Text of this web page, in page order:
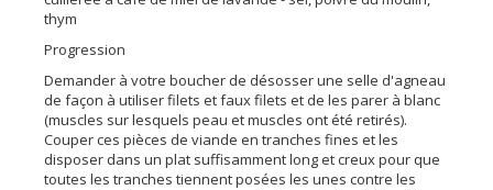
thym
Progression
Demander à votre boucher de désosser une selle d'agneau
de façon à utiliser filets et faux filets et de les parer à blanc
(muscles sur lesquels peau et muscles ont été retirés).
Couper ces pièces de viande en tranches fines et les
disposer dans un plat suffisamment long et creux pour que
toutes les tranches tiennent posées les unes contre les